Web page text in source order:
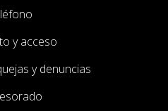
y acceso
y denuncias